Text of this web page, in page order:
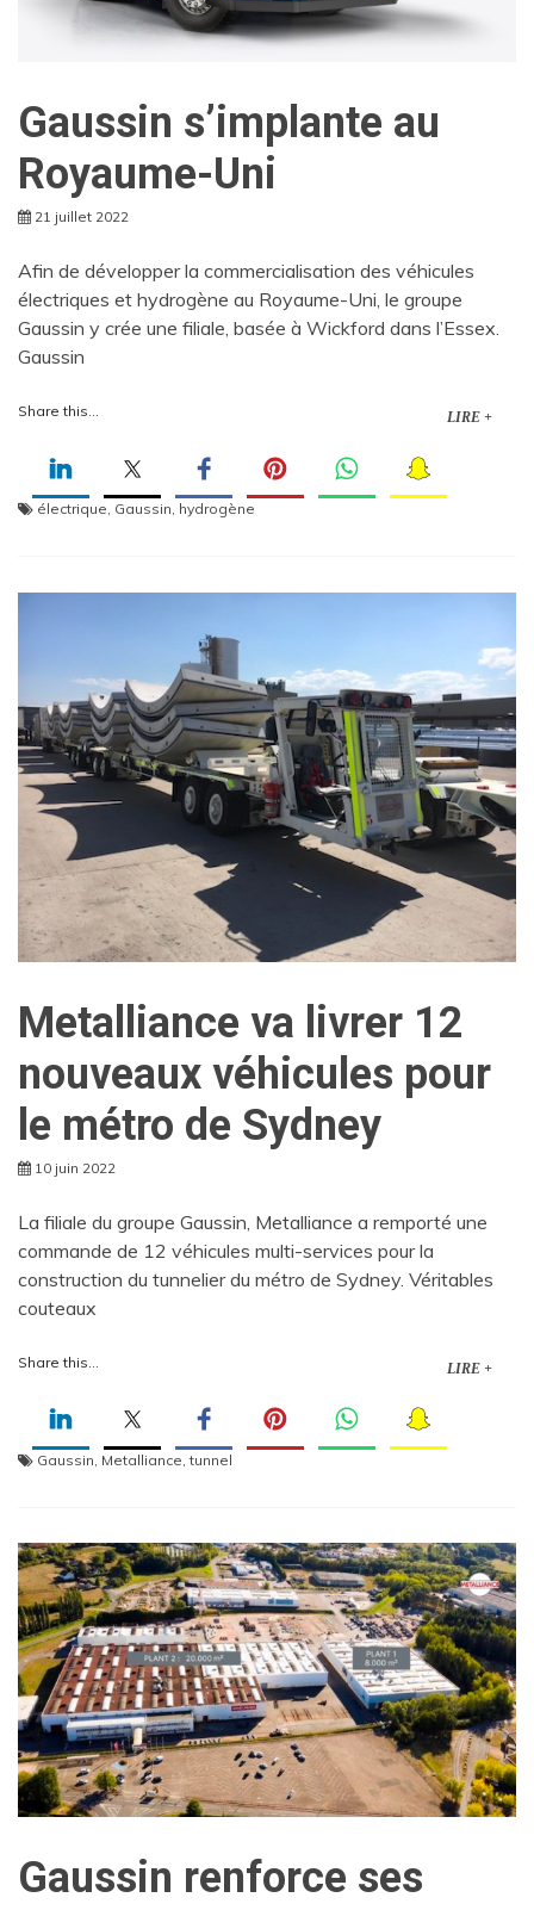
Gaussin s’implante au
Royaume-Uni
21 juillet 2022
Afin de développer la commercialisation des véhicules
électriques et hydrogène au Royaume-Uni, le groupe
Gaussin y crée une filiale, basée à Wickford dans l’Essex.
Gaussin
Share this... LIRE +
électrique, Gaussin, hydrogène
Metalliance va livrer 12
nouveaux véhicules pour
le métro de Sydney
10 juin 2022
La filiale du groupe Gaussin, Metalliance a remporté une
commande de 12 véhicules multi-services pour la
construction du tunnelier du métro de Sydney. Véritables
couteaux
Share this... LIRE +
Gaussin Metalliance ,tunnel
Gaussin renforce ses